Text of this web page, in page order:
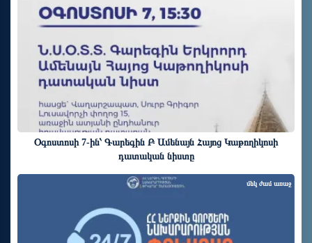
Օգոստոսի 7-ին՝ Գարեգին Բ Ամենայն Հայոց Կաթողիկոսի
դատական նիստը
մեկ ժամ առաջ